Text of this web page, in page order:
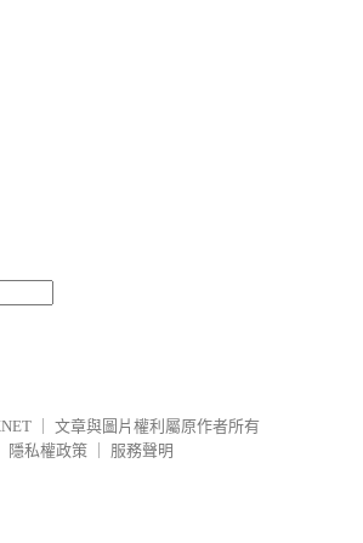
文章與圖片權利屬原作者所有
隱私權政策
服務聲明